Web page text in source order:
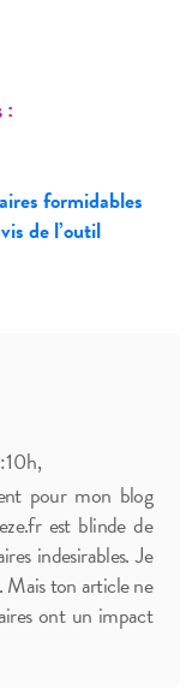
:
formidables
de l’outil
pour mon blog
est blinde de
indesirables. Je
Mais ton article ne
ont un impact